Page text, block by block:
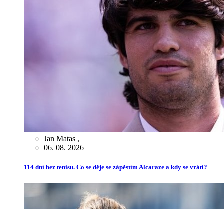
Jan Matas ,
06. 08. 2026
114 dní bez tenisu. Co se děje se zápěstím Alcaraze a kdy se vrátí?